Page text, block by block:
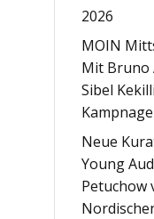
2026
MOIN
Mit Bruno
Sibel
Neue
Young
Petuchow